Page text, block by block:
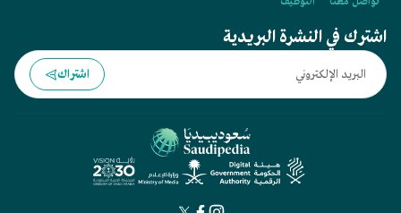
اشترك في النشرة البريدية
اشتراك